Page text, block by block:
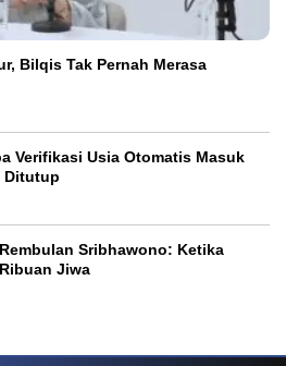
Bilqis Tak Pernah Merasa
Verifikasi Usia Otomatis Masuk
Ditutup
Sribhawono: Ketika
Jiwa